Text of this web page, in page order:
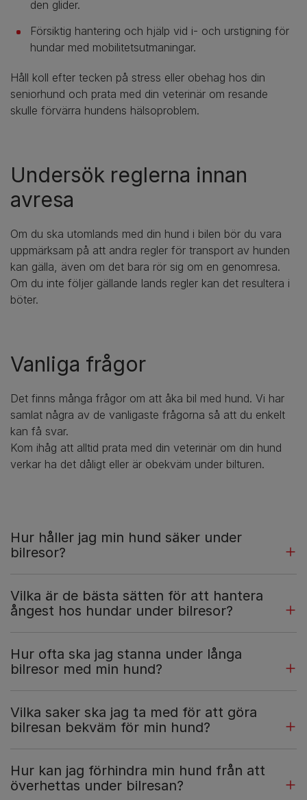
den glider.
Försiktig hantering och hjälp vid i- och urstigning för
hundar med mobilitetsutmaningar.
Håll koll efter tecken på stress eller obehag hos din
seniorhund och prata med din veterinär om resande
skulle förvärra hundens hälsoproblem.
Undersök reglerna innan
avresa
Om du ska utomlands med din hund i bilen bör du vara
uppmärksam på att andra regler för transport av hunden
kan gälla, även om det bara rör sig om en genomresa.
Om du inte följer gällande lands regler kan det resultera i
böter.
Vanliga frågor
Det finns många frågor om att åka bil med hund. Vi har
samlat några av de vanligaste frågorna så att du enkelt
kan få svar.
Kom ihåg att alltid prata med din veterinär om din hund
verkar ha det dåligt eller är obekväm under bilturen.
Hur håller jag min hund säker under
bilresor?
Vilka är de bästa sätten för att hantera
ångest hos hundar under bilresor?
Hur ofta ska jag stanna under långa
bilresor med min hund?
Vilka saker ska jag ta med för att göra
bilresan bekväm för min hund?
Hur kan jag förhindra min hund från att
överhettas under bilresan?